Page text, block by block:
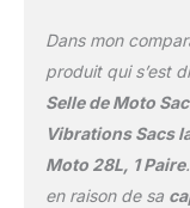
Dans mon
produit qui s’est
Selle de Moto
Vibrations Sacs
Moto 28L, 1 Paire
en raison de sa